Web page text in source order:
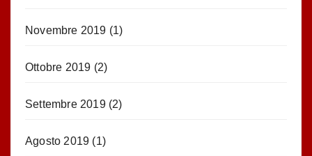
Novembre 2019 (1)
Ottobre 2019 (2)
Settembre 2019(2)
Agosto 2019 (1)